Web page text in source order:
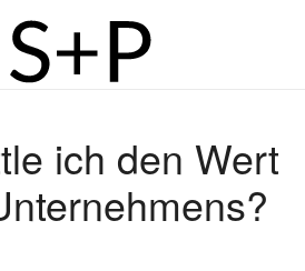
ich den Wert